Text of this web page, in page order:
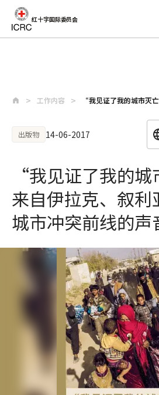
红十字国际委员会
工作内容 “我见证了我的城市灭
出版物 14-06-2017
“我见证了我的城
来自伊拉克、叙利
城市冲突前线的声